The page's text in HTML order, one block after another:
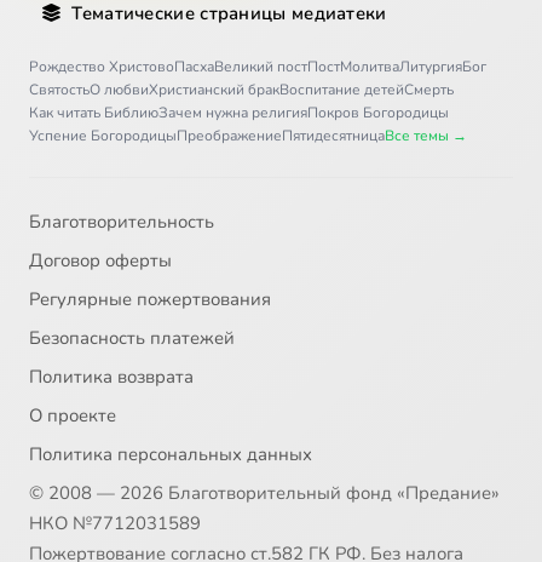
Тематические страницы медиатеки
Рождество ХристовоПасхаВеликий постПостМолитваЛитургияБог
СвятостьО любвиХристианский бракВоспитание детейСмерть
Как читать БиблиюЗачем нужна религияПокров Богородицы
Успение БогородицыПреображениеПятидесятницаВсе темы →
Благотворительность
Договор оферты
Регулярные пожертвования
Безопасность платежей
Политика возврата
О проекте
Политика персональных данных
© 2008 — 2026 Благотворительный фонд «Предание»
НКО №7712031589
Пожертвование согласно ст.582 ГК РФ. Без налога